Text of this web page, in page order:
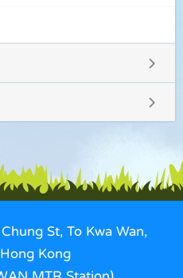
St, To Kwa Wan,
Kong